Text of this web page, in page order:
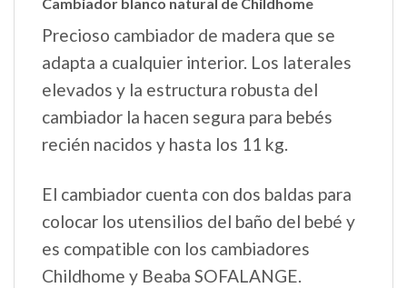
Precioso cambiador de madera que se
adapta a cualquier interior. Los laterales
elevados y la estructura robusta del
cambiador la hacen segura para bebés
recién nacidos y hasta los 11 kg.
El cambiador cuenta con dos baldas para
colocar los utensilios del baño del bebé y
es compatible con los cambiadores
Childhome y Beaba SOFALANGE.